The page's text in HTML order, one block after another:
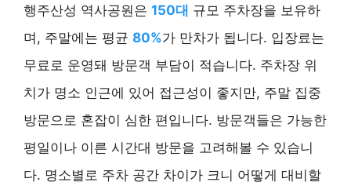
행주산성 역사공원은 150대 규모 주차장을 보유하
며, 주말에는 평균 80%가 만차가 됩니다. 입장료는
무료로 운영돼 방문객 부담이 적습니다. 주차장 위
치가 명소 인근에 있어 접근성이 좋지만, 주말 집중
방문으로 혼잡이 심한 편입니다. 방문객들은 가능한
평일이나 이른 시간대 방문을 고려해볼 수 있습니
다. 명소별로 주차 공간 차이가 크니 어떻게 대비할